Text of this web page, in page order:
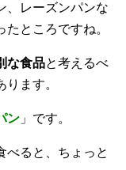
、レーズンパンな
たところですね。
な食品と考えるべ
ます。
ン 」です。
べると、ちょっと